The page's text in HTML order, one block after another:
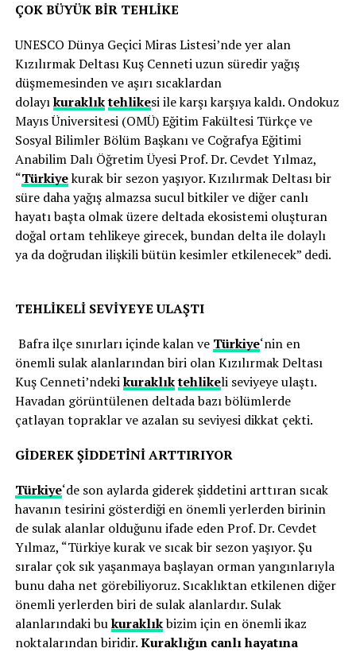
ÇOK BÜYÜK BİR TEHLİKE
UNESCO Dünya Geçici Miras Listesi’nde yer alan
Kızılırmak Deltası Kuş Cenneti uzun süredir yağış
düşmemesinden ve aşırı sıcaklardan
dolayıkuraklıktehlikesi ile karşı karşıya kaldı. Ondokuz
Mayıs Üniversitesi (OMÜ) Eğitim Fakültesi Türkçe ve
Sosyal Bilimler Bölüm Başkanı ve Coğrafya Eğitimi
Anabilim Dalı Öğretim Üyesi Prof. Dr. Cevdet Yılmaz,
“Türkiyekurak bir sezon yaşıyor. Kızılırmak Deltası bir
süre daha yağış almazsa sucul bitkiler ve diğer canlı
hayatı başta olmak üzere deltada ekosistemi oluşturan
doğal ortam tehlikeye girecek, bundan delta ile dolaylı
ya da doğrudan ilişkili bütün kesimler etkilenecek” dedi.
TEHLİKELİ SEVİYEYE ULAŞTI
Bafra ilçe sınırları içinde kalan ve Türkiye‘nin en
önemli sulak alanlarından biri olan Kızılırmak Deltası
Kuş Cenneti’ndekikuraklıktehlikeli seviyeye ulaştı.
Havadan görüntülenen deltada bazı bölümlerde
çatlayan topraklar ve azalan su seviyesi dikkat çekti.
GİDEREK ŞİDDETİNİ ARTTIRIYOR
Türkiye‘de son aylarda giderek şiddetini arttıran sıcak
havanın tesirini gösterdiği en önemli yerlerden birinin
de sulak alanlar olduğunu ifade eden Prof. Dr. Cevdet
Yılmaz, “Türkiye kurak ve sıcak bir sezon yaşıyor. Şu
sıralar çok sık yaşanmaya başlayan orman yangınlarıyla
bunu daha net görebiliyoruz. Sıcaklıktan etkilenen diğer
önemli yerlerden biri de sulak alanlardır. Sulak
alanlarındaki bukuraklıkbizim için en önemli ikaz
noktalarından biridir.Kuraklığın canlı hayatına